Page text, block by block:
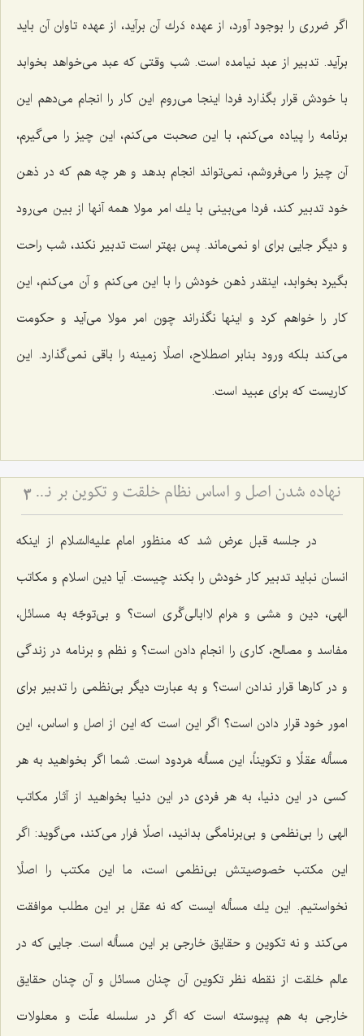
اگر ضرری را بوجود آورد، از عهده دَرك آن برآید، از عهده تاوان آن باید
برآید. تدبیر از عبد نیامده است. شب وقتی كه عبد می‌خواهد بخوابد
با خودش قرار بگذارد فردا اینجا می‌روم این كار را انجام می‌دهم این
برنامه را پیاده می‌كنم، با این صحبت می‌كنم، این چیز را می‌گیرم،
آن چیز را می‌فروشم، نمی‌تواند انجام بدهد و هر چه هم كه در ذهن
خود تدبیر كند، فردا می‌بینی با یك امر مولا همه آنها از بین می‌رود
و دیگر جایی برای او نمی‌ماند. پس بهتر است تدبیر نكند، شب راحت
بگیرد بخوابد، اینقدر ذهن خودش را با این می‌كنم و آن می‌كنم، این
كار را خواهم كرد و اینها نگذراند چون امر مولا می‌آید و حكومت
می‌كند بلكه ورود بنابر اصطلاح، اصلًا زمینه را باقی نمی‌گذارد. این
كاریست كه برای عبید است.
نهاده شدن اصل و اساس نظام خلقت و تكوین بر نظم 3
در جلسه قبل عرض شد كه منظور امام علیه‌السّلام از اینكه
انسان نباید تدبیر كار خودش را بكند چیست. آیا دین اسلام و مكاتب
الهی، دین و مَشی و مَرام لاابالی‌گَری است؟ و بی‌توجّه به مسائل،
مفاسد و مصالح، كاری را انجام دادن است؟ و نظم و برنامه در زندگی
و در كارها قرار ندادن است؟ و به عبارت دیگر بی‌نظمی را تدبیر برای
امور خود قرار دادن است؟ اگر این است كه این از اصل و اساس، این
مسأله عقلًا و تكویناً، این مسأله مَردود است. شما اگر بخواهید به هر
كسی در این دنیا، به هر فردی در این دنیا بخواهید از آثار مكاتب
الهی را بی‌نظمی و بی‌برنامگی بدانید، اصلًا فرار می‌كند، می‌گوید: اگر
این مكتب خصوصیتش بی‌نظمی است، ما این مكتب را اصلًا
نخواستیم. این یك مسأله ایست كه نه عقل بر این مطلب موافقت
می‌كند و نه تكوین و حقایق خارجی بر این مسأله است. جایی كه در
عالم خلقت از نقطه نظر تكوین آن چنان مسائل و آن چنان حقایق
خارجی به هم پیوسته است كه اگر در سلسله علّت و معلولات